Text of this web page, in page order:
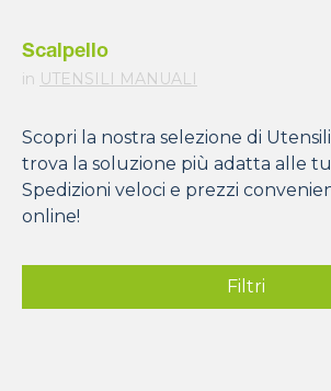
Scalpello
in UTENSILI MANUALI
Scopri la nostra selezione di
trova la soluzione più adatta alle
Spedizioni veloci e prezzi
online!
Filtri